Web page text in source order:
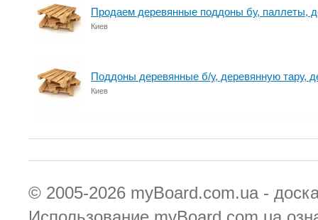
Продаем деревянные поддоны бу, паллеты,
Киев
Поддоны деревянные б/у, деревянную тару,
Киев
© 2005-2026 myBoard.com.ua -